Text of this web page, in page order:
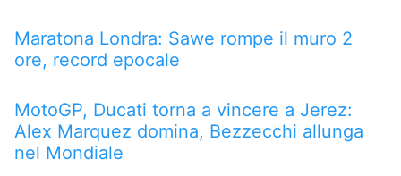
Maratona Londra: Sawe rompe il muro 2
ore, record epocale
MotoGP, Ducati torna a vincere a Jerez:
Alex Marquez domina, Bezzecchi allunga
nel Mondiale